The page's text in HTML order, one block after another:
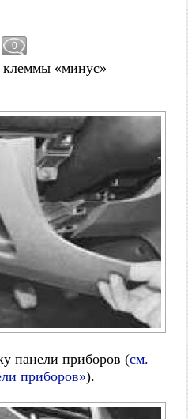
0
клеммы «минус»
панели приборов (см.
приборов»).